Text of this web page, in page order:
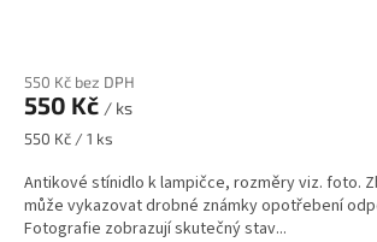
550 Kč bez DPH
550 Kč / ks
Měrná
550 Kč / 1 ks
Antikové stínidlo k lampičce, rozměry viz. foto.
může vykazovat drobné známky opotřebení
Fotografie zobrazují skutečný stav...